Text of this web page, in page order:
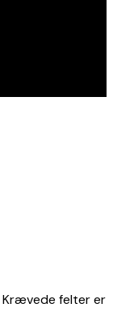
Krævede felter er